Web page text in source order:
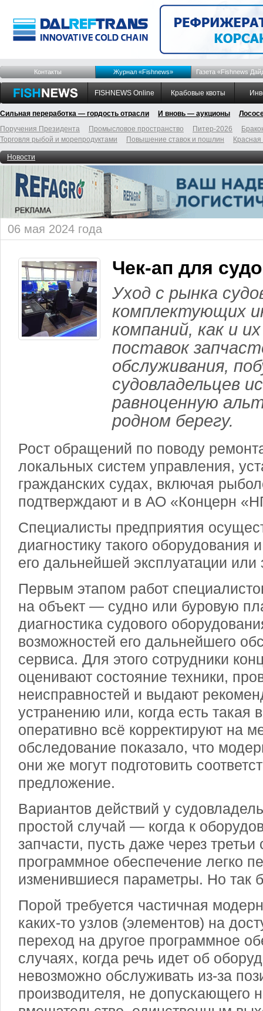
Контакты Журнал «Fishnews» Газета «Fishnews
FISHNEWS Online Крабовые квоты
Сильная переработка — гордость отрасли И вновь — аукционы
Поручения Президента
Промысловое пространство Питер-2026
Торговля рыбой и морепродуктами
Повышение ставок и пошлин
Новости
06 мая 2024 года
Чек-ап для
Уход с рынка
комплектующих
компаний, как и
поставок
обслуживания,
судовладельцев
равноценную
родном берегу.
Рост обращений по поводу
локальных систем управления,
гражданских судах, включая
подтверждают и в АО «Концерн
Специалисты предприятия
диагностику такого оборудования
его дальнейшей эксплуатации
Первым этапом работ
на объект — судно или буровую
диагностика судового
возможностей его дальнейшего
сервиса. Для этого сотрудники
оценивают состояние техники,
неисправностей и выдают
устранению или, когда есть такая
оперативно всё корректируют на
обследование показало, что
они же могут подготовить
предложение.
Вариантов действий у
простой случай — когда к
запчасти, пусть даже через третьи
программное обеспечение легко
изменившиеся параметры. Но так
Порой требуется частичная
каких-то узлов (элементов) на
переход на другое программное
случаях, когда речь идет об
невозможно обслуживать из-за
производителя, не допускающего